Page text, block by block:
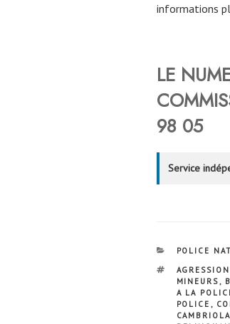
informations
LE
98 05
Service
POLICE
AGRESSION
MINEURS,
A LA
POLICE ,